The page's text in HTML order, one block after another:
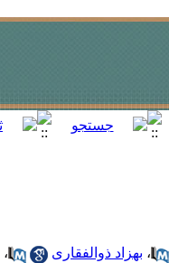
، بهزاد ذوالفقاری ،